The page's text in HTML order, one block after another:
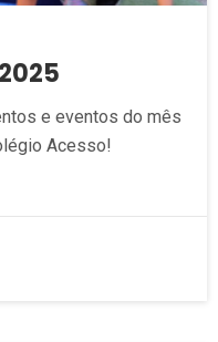
e eventos do mês
Acesso!